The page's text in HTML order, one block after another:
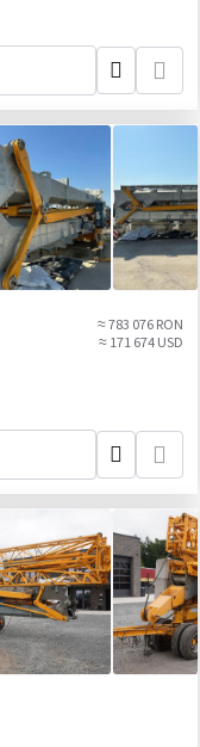
≈ 783 076 RON
≈ 171 674 USD